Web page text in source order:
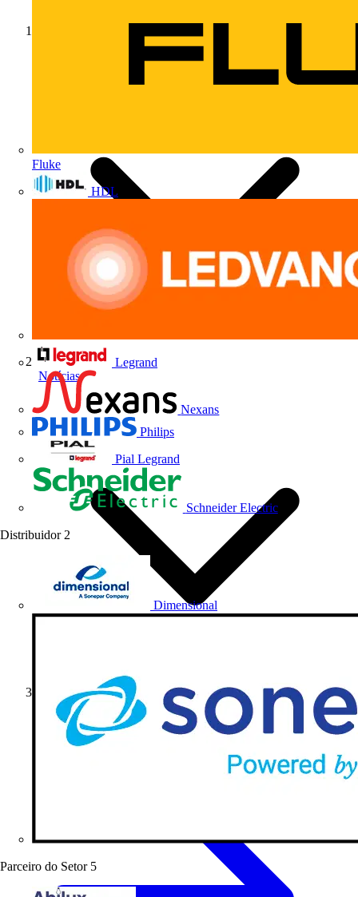
Fluke
HDL
Legrand
Nexans
Philips
Pial Legrand
Schneider Electric
Distribuidor 2
Dimensional
Parceiro do Setor 5
Notícias
Artigos de produto